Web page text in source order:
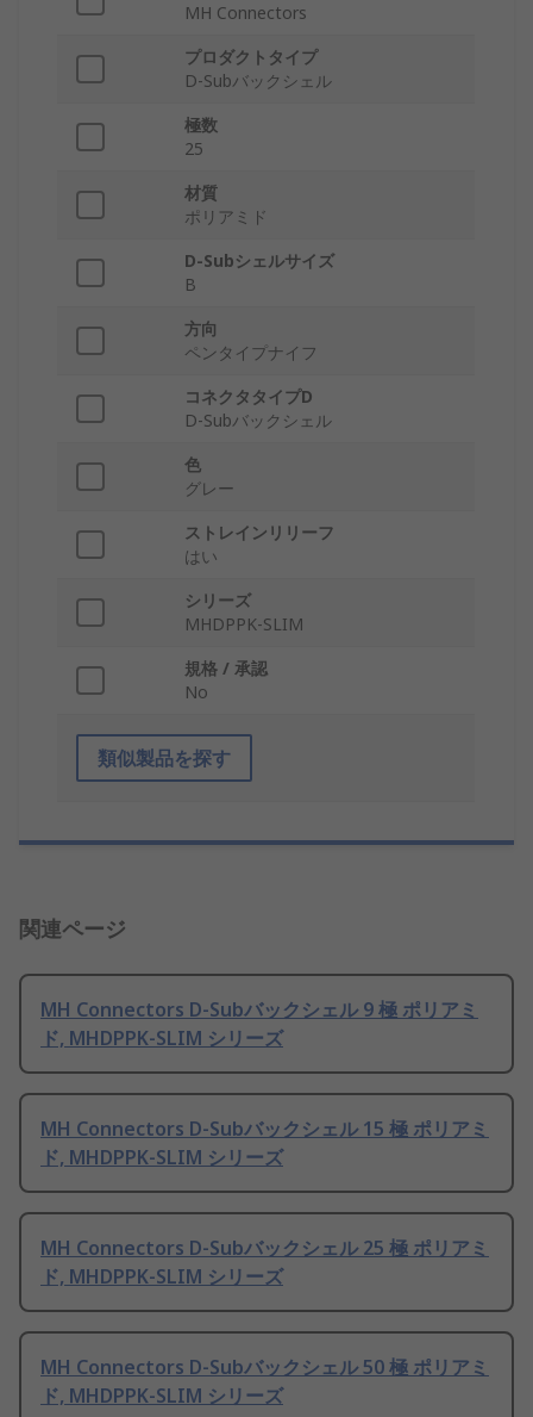
MH Connectors
プロダクトタイプ
D-Subバックシェル
極数
25
材質
ポリアミド
D-Subシェルサイズ
B
方向
ペンタイプナイフ
コネクタタイプD
D-Subバックシェル
色
グレー
ストレインリリーフ
はい
シリーズ
MHDPPK-SLIM
規格 / 承認
No
類似製品を探す
関連ページ
MH Connectors D-Subバックシェル 9 極 ポリアミ
ド, MHDPPK-SLIM シリーズ
MH Connectors D-Subバックシェル 15 極 ポリアミ
ド, MHDPPK-SLIM シリーズ
MH Connectors D-Subバックシェル 25 極 ポリアミ
ド, MHDPPK-SLIM シリーズ
MH Connectors D-Subバックシェル 50 極 ポリアミ
ド, MHDPPK-SLIM シリーズ